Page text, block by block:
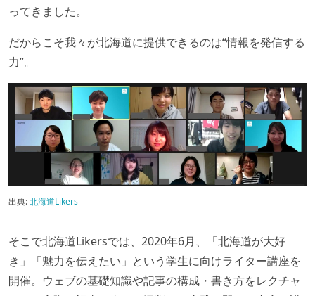
ってきました。
だからこそ我々が北海道に提供できるのは“情報を発信する
力”。
出典:北海道Likers
そこで北海道Likersでは、2020年6月、「北海道が大好
き」「魅力を伝えたい」という学生に向けライター講座を
開催。ウェブの基礎知識や記事の構成・書き方をレクチャ